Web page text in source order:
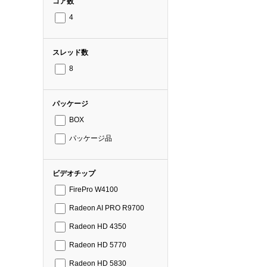
4
スレッド数
8
パッケージ
BOX
パッケージ品
ビデオチップ
FirePro W4100
Radeon AI PRO R9700
Radeon HD 4350
Radeon HD 5770
Radeon HD 5830